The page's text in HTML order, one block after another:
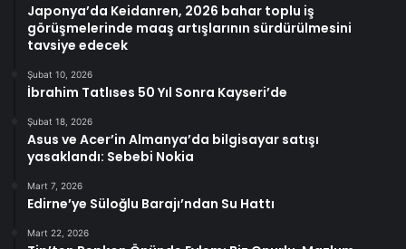
Japonya’da Keidanren, 2026 bahar toplu iş
görüşmelerinde maaş artışlarının sürdürülmesini
tavsiye edecek
Şubat 10, 2026
İbrahim Tatlıses 50 Yıl Sonra Kayseri’de
Şubat 18, 2026
Asus ve Acer’in Almanya’da bilgisayar satışı
yasaklandı: Sebebi Nokia
Mart 7, 2026
Edirne’ye Süloğlu Barajı’ndan Su Hattı
Mart 22, 2026